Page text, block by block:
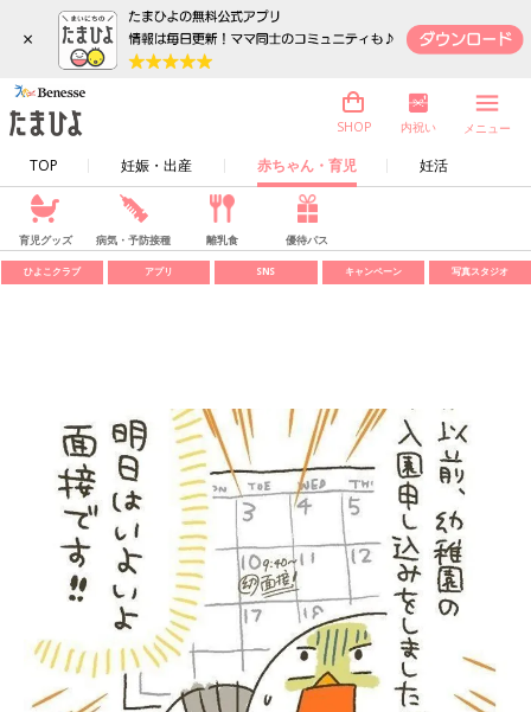
×
TOP 妊娠・出産 赤ちゃん・育児 妊活
SHOP 内祝い メニュー
育児グッズ 病気・予防接種 離乳食 優待パス
ひよこクラブ アプリ SNS キャンペーン 写真スタジオ